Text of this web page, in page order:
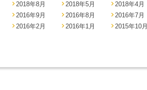
2018年8月 2018年5月 2018年4月
2016年9月 2016年8月 2016年7月
2016年2月 2016年1月 2015年10月